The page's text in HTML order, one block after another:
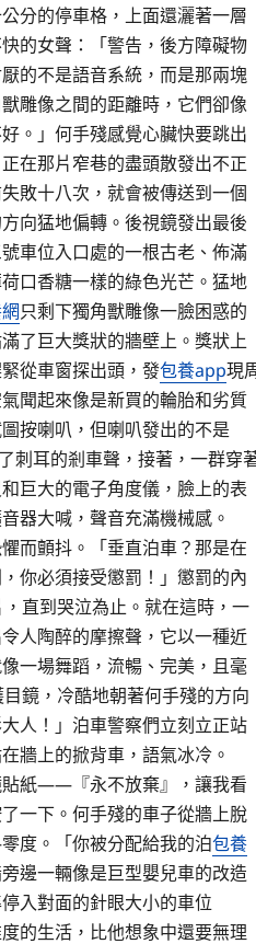
分的停車格，上面還灑著一層
的女聲：「警告，後方障礙物
的不是語音系統，而是那兩塊
雕像之間的距離時，它們卻像
。」何手殘感覺心臟快要跳出
在那片窄巷的盡頭散發出不正
敗十八次，就會被傳送到一個
向猛地偏轉。後視鏡發出最後
車位入口處的一根古老、佈滿
口香糖一樣的綠色光芒。猛地
只剩下獨角獸雕像一臉困惑的
了巨大獎狀的牆壁上。獎狀上
從車窗探出頭，發包養app現
聞起來像是新買的輪胎和劣質
按喇叭，但喇叭發出的不是
刺耳的剎車聲，接著，一群穿
巨大的電子角度儀，臉上的表
器大喊，聲音充滿機械感。
而顫抖。「垂直泊車？那是在
你必須接受懲罰！」懲罰的內
直到哭泣為止。就在這時，一
人陶醉的摩擦聲，它以一種近
一場舞蹈，流暢、完美，且毫
鏡，冷酷地朝著何手殘的方向
人！」泊車警察們立刻立正站
牆上的掀背車，語氣冰冷。
貼紙——『永不放棄』，讓我看
一下。何手殘的車子從牆上脫
度。「你被分配給我的泊包養
邊一輛像是巨型嬰兒車的改造
入對面的針眼大小的車位
的生活，比他想象中還要無理